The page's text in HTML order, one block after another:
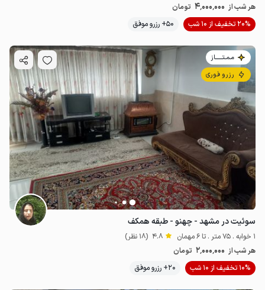
هر شب از 4٬000٬000 تومان
20% تخفیف از 10 شب
50+ رزرو موفق
مـمـتــــــاز
رزرو فوری
سوئیت در مشهد - چهنو - طبقه همکف
1 خوابه . 75 متر . تا 6 مهمان 4.8 (18 نظر)
هر شب از 2٬000٬000 تومان
10% تخفیف از 10 شب
20+ رزرو موفق